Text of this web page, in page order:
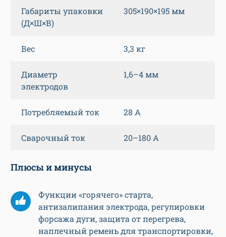
Габариты упаковки
(Д×Ш×В)
305×190×195 мм
Вес 3,3 кг
Диаметр
электродов
1,6–4 мм
Потребляемый ток 28 А
Сварочный ток 20–180 А
Плюсы и минусы
Функции «горячего» старта,
антизалипания электрода, регулировки
форсажа дуги, защита от перегрева,
наплечный ремень для транспортировки,